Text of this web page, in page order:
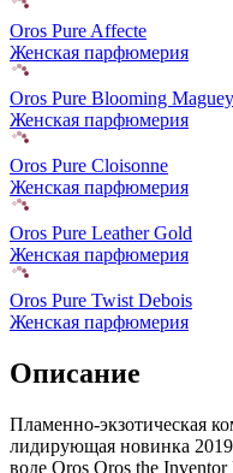
Oros Pure Affecte
Женская парфюмерия
Oros Pure Blooming Maguey
Женская парфюмерия
Oros Pure Cloisonne
Женская парфюмерия
Oros Pure Leather Gold
Женская парфюмерия
Oros Pure Twist Debois
Женская парфюмерия
Описание
Пламенно-экзотическая
лидирующая новинка
воде Oros Oros the